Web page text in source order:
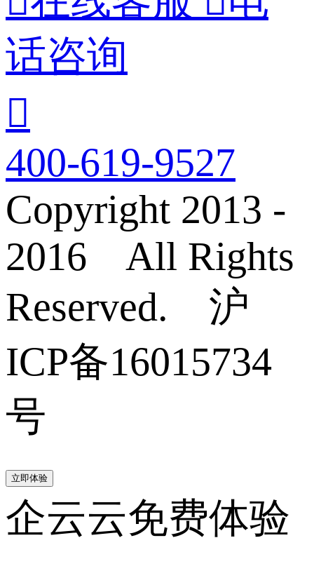
话咨询

400-619-9527
Copyright 2013 -
2016 All Rights
Reserved. 沪
ICP备16015734
号
立即体验
企云云免费体验